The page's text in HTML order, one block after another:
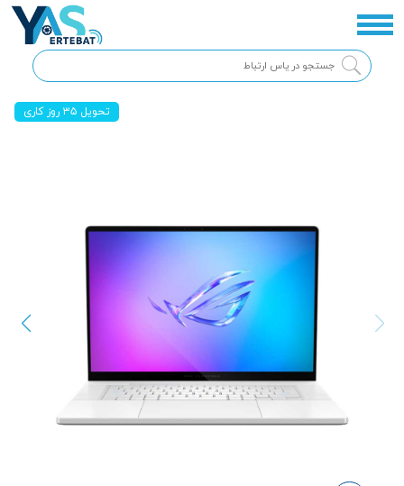
تحویل ۳۵ روز کاری